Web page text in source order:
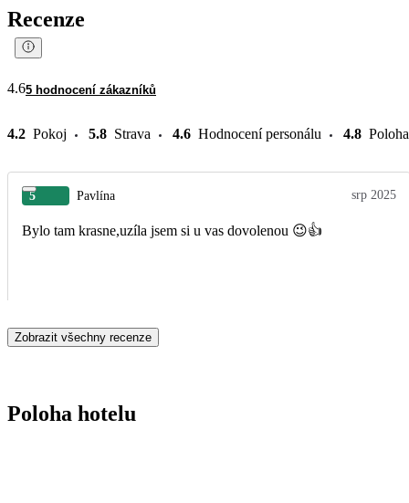
Recenze
4.65 hodnocení zákazníků
4.2 Pokoj 5.8 Strava 4.6 Hodnocení personálu 4.8 Poloha
5 Pavlína srp 2025
Bylo tam krasne,uzíla jsem si u vas dovolenou 😉👍
Zobrazit všechny recenze
Poloha hotelu